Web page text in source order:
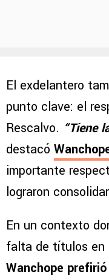
El exdelantero
punto clave: el
Rescalvo. “Tiene
destacó
importante
lograron
En un contexto
falta de títulos en
Wanchope